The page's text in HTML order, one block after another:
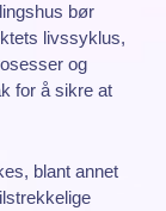
bør
livssyklus,
og
for å sikre at
blant annet